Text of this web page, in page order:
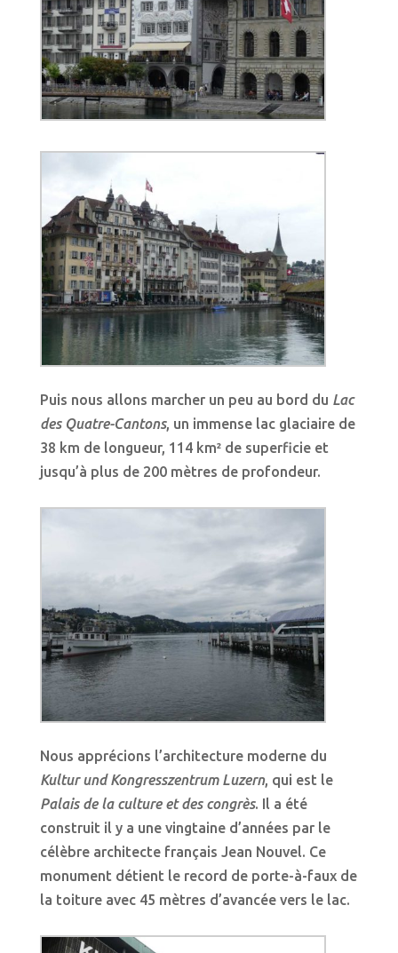
Puis nous allons marcher un peu au bord du Lac
des Quatre-Cantons, un immense lac glaciaire de
38 km de longueur, 114 km² de superficie et
jusqu’à plus de 200 mètres de profondeur.
Nous apprécions l’architecture moderne du
Kultur und Kongresszentrum Luzern, qui est le
Palais de la culture et des congrès. Il a été
construit il y a une vingtaine d’années par le
célèbre architecte français Jean Nouvel. Ce
monument détient le record de porte-à-faux de
la toiture avec 45 mètres d’avancée vers le lac.